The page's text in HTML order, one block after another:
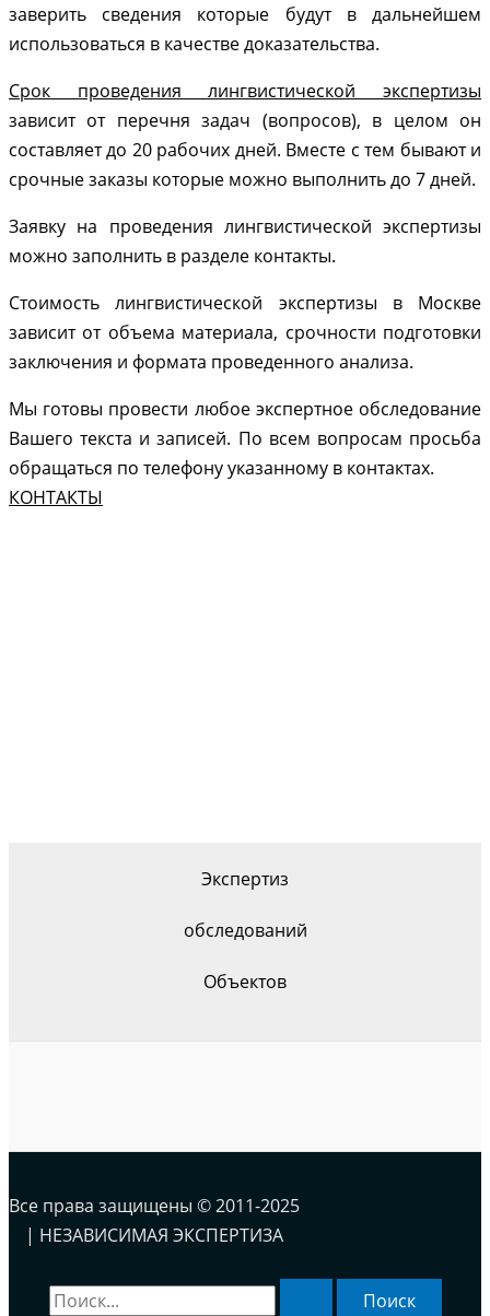
заверить сведения которые будут в дальнейшем
использоваться в качестве доказательства.
Срок проведения лингвистической экспертизы
зависит от перечня задач (вопросов), в целом он
составляет до 20 рабочих дней. Вместе с тем бывают и
срочные заказы которые можно выполнить до 7 дней.
Заявку на проведения лингвистической экспертизы
можно заполнить в разделе контакты.
Стоимость лингвистической экспертизы в Москве
зависит от объема материала, срочности подготовки
заключения и формата проведенного анализа.
Мы готовы провести любое экспертное обследование
Вашего текста и записей. По всем вопросам просьба
обращаться по телефону указанному в контактах.
КОНТАКТЫ
Экспертиз
обследований
Объектов
Все права защищены © 2011-2025
| НЕЗАВИСИМАЯ ЭКСПЕРТИЗА
Поиск: